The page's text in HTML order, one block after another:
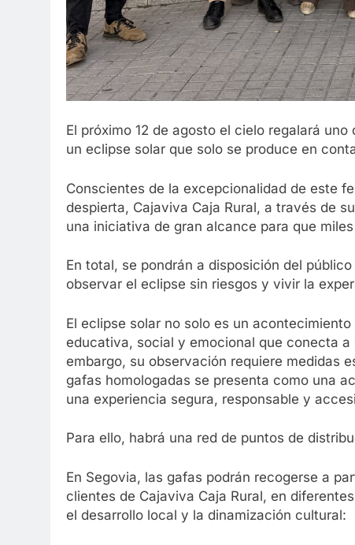
El próximo 12 de agosto el cielo regalará
un eclipse solar que solo se produce en
Conscientes de la excepcionalidad de este
despierta, Cajaviva Caja Rural, a través de
una iniciativa de gran alcance para que
En total, se pondrán a disposición del
observar el eclipse sin riesgos y vivir la
El eclipse solar no solo es un
educativa, social y emocional que conecta
embargo, su observación requiere medidas
gafas homologadas se presenta como una
una experiencia segura, responsable y
Para ello, habrá una red de puntos de
En Segovia, las gafas podrán recogerse a
clientes de Cajaviva Caja Rural, en
el desarrollo local y la dinamización cultural: